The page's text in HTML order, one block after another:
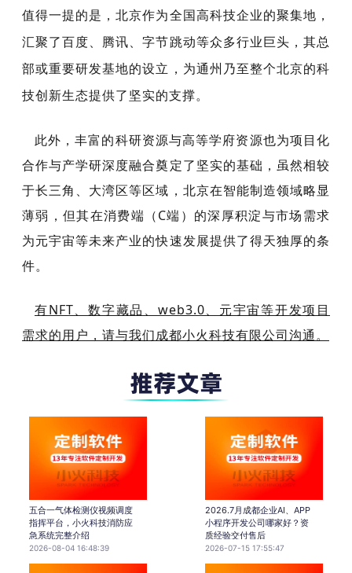
值得一提的是，北京作为全国高科技企业的聚集地，
汇聚了百度、腾讯、字节跳动等众多行业巨头，其总
部或重要研发基地的设立，为通州乃至整个北京的科
技创新生态提供了坚实的支撑。
此外，丰富的科研资源与高等学府资源也为项目化
合作与产学研深度融合奠定了坚实的基础，虽然相较
于长三角、大湾区等区域， 北京在智能制造领域略显
薄弱，但其在消费端（C端）的深厚积淀与市场需求
为元宇宙等未来产业的快速发展提供了得天独厚的条
件。
有NFT、数字藏品、web3.0、元宇宙等开发项目
需求的用户，请与我们成都小火科技有限公司沟通。
五合一气体检测仪视频调度
指挥平台，小火科技消防应
急系统完整介绍
2026-08-04 16:48:39
2026.7月成都企业AI、APP
小程序开发公司哪家好？资
质经验交付售后
2026-07-15 17:55:47